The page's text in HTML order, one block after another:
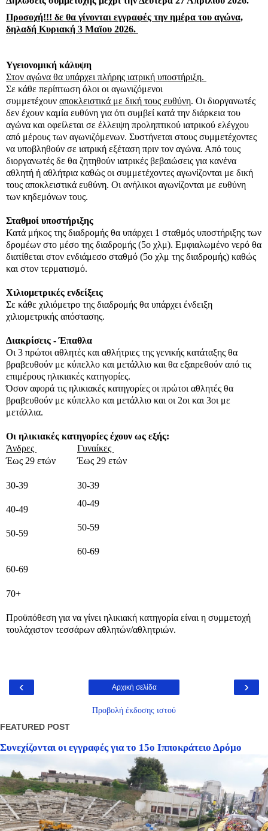
Προσοχή!!! δε θα γίνονται εγγραφές την ημέρα του αγώνα,
δηλαδή Κυριακή 3 Μαϊου 2026.
Υγειονομική κάλυψη
Στον αγώνα θα υπάρχει πλήρης ιατρική υποστήριξη.
Σε κάθε περίπτωση όλοι οι αγωνιζόμενοι
συμμετέχουν αποκλειστικά με δική τους ευθύνη. Οι διοργανωτές
δεν έχουν καμία ευθύνη για ότι συμβεί κατά την διάρκεια του
αγώνα και οφείλεται σε έλλειψη προληπτικού ιατρικού ελέγχου
από μέρους των αγωνιζόμενων. Συστήνεται στους συμμετέχοντες
να υποβληθούν σε ιατρική εξέταση πριν τον αγώνα. Από τους
διοργανωτές δε θα ζητηθούν ιατρικές βεβαιώσεις για κανένα
αθλητή ή αθλήτρια καθώς οι συμμετέχοντες αγωνίζονται με δική
τους αποκλειστικά ευθύνη. Οι ανήλικοι αγωνίζονται με ευθύνη
των κηδεμόνων τους.
Σταθμοί υποστήριξης
Κατά μήκος της διαδρομής θα υπάρχει 1 σταθμός υποστήριξης των
δρομέων στο μέσο της διαδρομής (5o χλμ). Εμφιαλωμένο νερό θα
διατίθεται στον ενδιάμεσο σταθμό (5ο χλμ της διαδρομής) καθώς
και στον τερματισμό.
Χιλιομετρικές ενδείξεις
Σε κάθε χιλιόμετρο της διαδρομής θα υπάρχει ένδειξη
χιλιομετρικής απόστασης.
Διακρίσεις - Έπαθλα
Οι 3 πρώτοι αθλητές και αθλήτριες της γενικής κατάταξης θα
βραβευθούν με κύπελλο και μετάλλιο και θα εξαιρεθούν από τις
επιμέρους ηλικιακές κατηγορίες.
Όσον αφορά τις ηλικιακές κατηγορίες οι πρώτοι αθλητές θα
βραβευθούν με κύπελλο και μετάλλιο και οι 2οι και 3οι με
μετάλλια.
Οι ηλικιακές κατηγορίες έχουν ως εξής:
Άνδρες
Γυναίκες
Έως 29 ετών
Έως 29 ετών
30-39 30-39
40-49
40-49
50-59
50-59
60-69
60-69
70+
Προϋπόθεση για να γίνει ηλικιακή κατηγορία είναι η συμμετοχή
τουλάχιστον τεσσάρων αθλητών/αθλητριών.
‹ ›
Αρχική σελίδα
Προβολή έκδοσης ιστού
FEATURED POST
Συνεχίζονται οι εγγραφές για το 15ο Ιπποκράτειο Δρόμο